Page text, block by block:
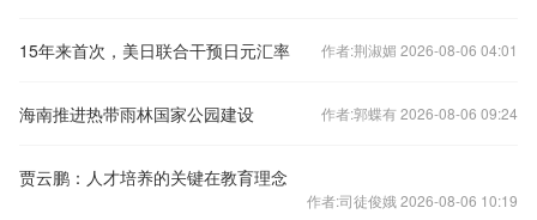
15年来首次，美日联合干预日元汇率 作者:荆淑媚 2026-08-06 04:01
海南推进热带雨林国家公园建设 作者:郭蝶有 2026-08-06 09:24
贾云鹏：人才培养的关键在教育理念
作者:司徒俊娥 2026-08-06 10:19